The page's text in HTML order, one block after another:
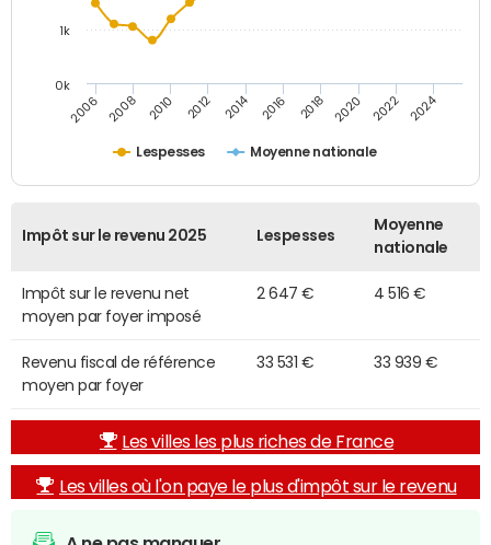
Lespesses Moyenne nationale
2006 2008 2010 2012 2014 2016 2018 2020 2022 2024
0k
1k
Impôt sur le revenu 2025 Lespesses
Moyenne
nationale
Impôt sur le revenu net
moyen par foyer imposé
2 647 € 4 516 €
Revenu fiscal de référence
moyen par foyer
33 531 € 33 939 €
Les villes les plus riches de France
Les villes où l'on paye le plus d'impôt sur le revenu